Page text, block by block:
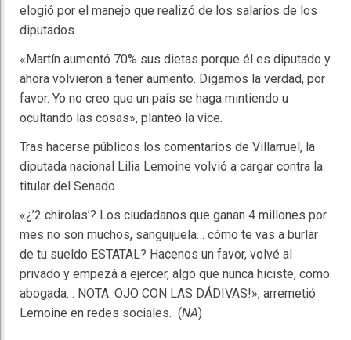
elogió por el manejo que realizó de los salarios de los
diputados.
«Martín aumentó 70% sus dietas porque él es diputado y
ahora volvieron a tener aumento. Digamos la verdad, por
favor. Yo no creo que un país se haga mintiendo u
ocultando las cosas», planteó la vice.
Tras hacerse públicos los comentarios de Villarruel, la
diputada nacional Lilia Lemoine volvió a cargar contra la
titular del Senado.
«¿’2 chirolas’? Los ciudadanos que ganan 4 millones por
mes no son muchos, sanguijuela… cómo te vas a burlar
de tu sueldo ESTATAL? Hacenos un favor, volvé al
privado y empezá a ejercer, algo que nunca hiciste, como
abogada… NOTA: OJO CON LAS DÁDIVAS!», arremetió
Lemoine en redes sociales. (NA)